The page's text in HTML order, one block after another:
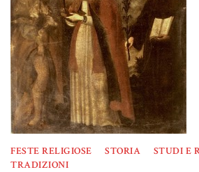
FESTE RELIGIOSE STORIA
STUDI E
TRADIZIONI